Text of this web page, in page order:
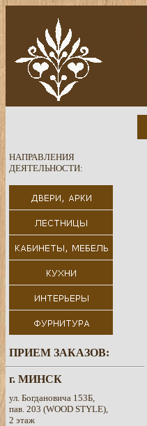
НАПРАВЛЕНИЯ
ДЕЯТЕЛЬНОСТИ:
ПРИЕМ ЗАКАЗОВ:
г. МИНСК
ул. Богдановича 153Б,
пав. 203 (WOOD STYLE),
2 этаж